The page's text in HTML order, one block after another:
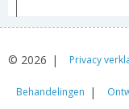
© 2026 Privacy
Behandelingen